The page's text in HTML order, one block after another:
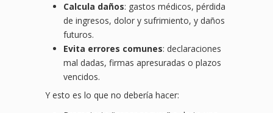
Calcula daños: gastos médicos, pérdida
de ingresos, dolor y sufrimiento, y daños
futuros.
Evita errores comunes: declaraciones
mal dadas, firmas apresuradas o plazos
vencidos.
Y esto es lo que no debería hacer: